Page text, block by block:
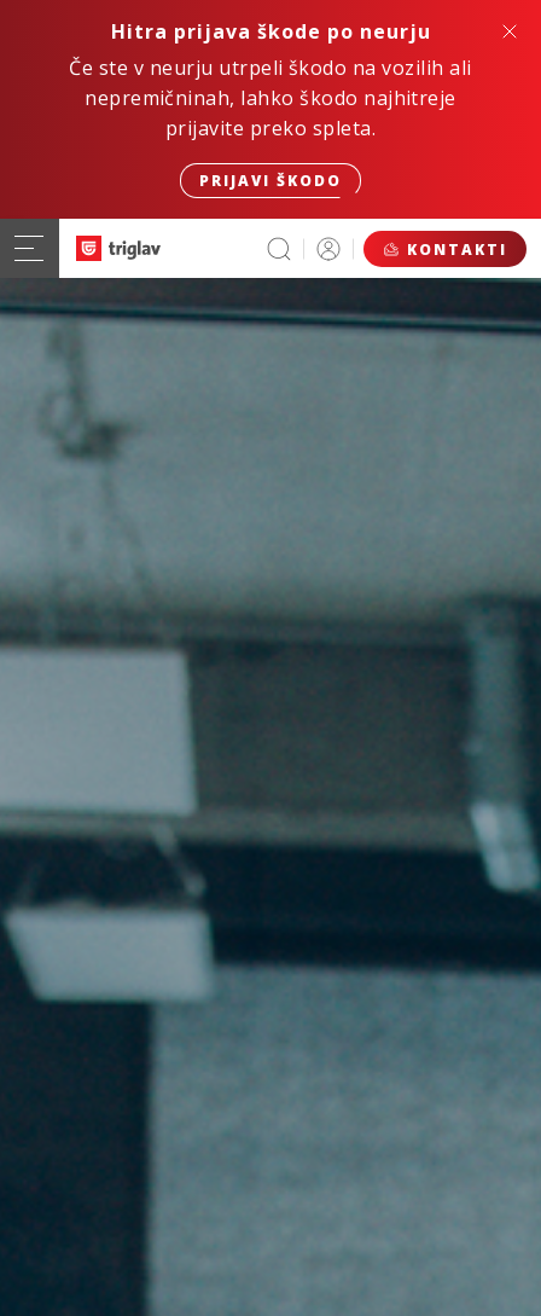
Hitra prijava škode po neurju
Če ste v neurju utrpeli škodo na vozilih ali
nepremičninah, lahko škodo najhitreje
prijavite preko spleta.
PRIJAVI ŠKODO
KONTAKTI